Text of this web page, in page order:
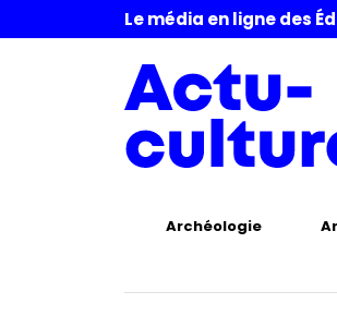
Le média en ligne des
Archéologie